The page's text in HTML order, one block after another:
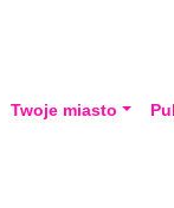
Twoje miasto